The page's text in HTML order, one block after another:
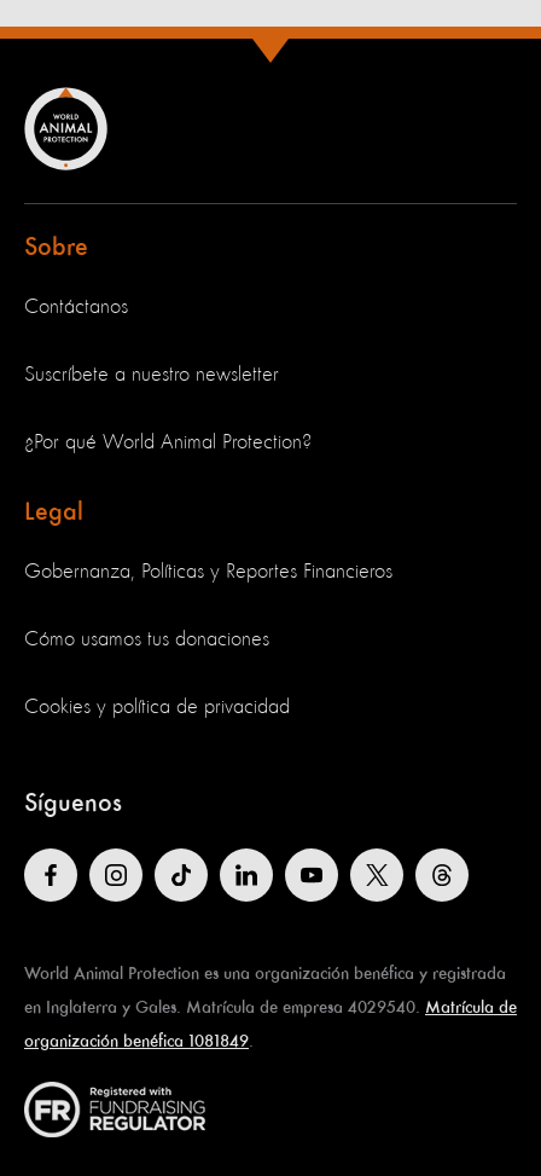
Sobre
Contáctanos
Suscríbete a nuestro newsletter
¿Por qué World Animal Protection?
Legal
Gobernanza, Políticas y Reportes Financieros
Cómo usamos tus donaciones
Cookies y política de privacidad
Síguenos
World Animal Protection es una organización benéfica y registrada
en Inglaterra y Gales. Matrícula de empresa 4029540. Matrícula de
organización benéfica 1081849